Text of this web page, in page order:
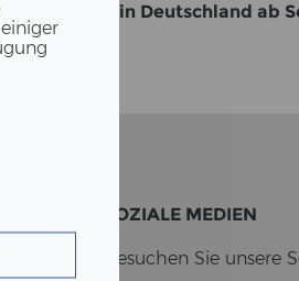
in Deutsch­land ab
SO­ZIA­LE ME­DI­EN
Be­su­chen Sie un­se­re